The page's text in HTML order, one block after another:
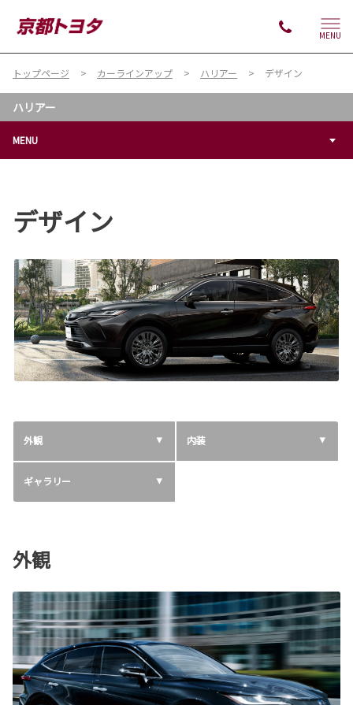
MENU
トップページ カーラインアップ ハリアー デザイン
ハリアー
MENU
デザイン
外観 内装
ギャラリー
外観